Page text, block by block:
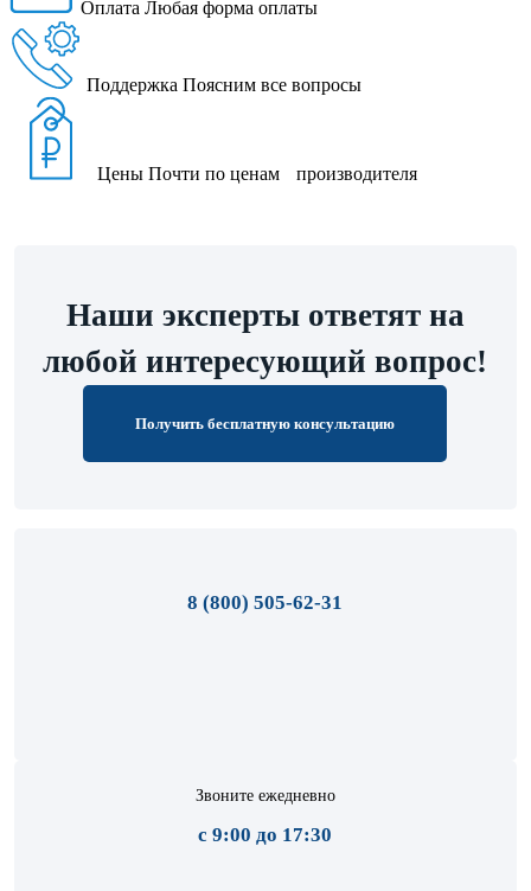
Оплата Любая форма оплаты
Поддержка Поясним все вопросы
Цены Почти по ценам производителя
Наши эксперты ответят на
любой интересующий вопрос!
Получить бесплатную консультацию
8 (800) 505-62-31
Звоните ежедневно
с 9:00 до 17:30